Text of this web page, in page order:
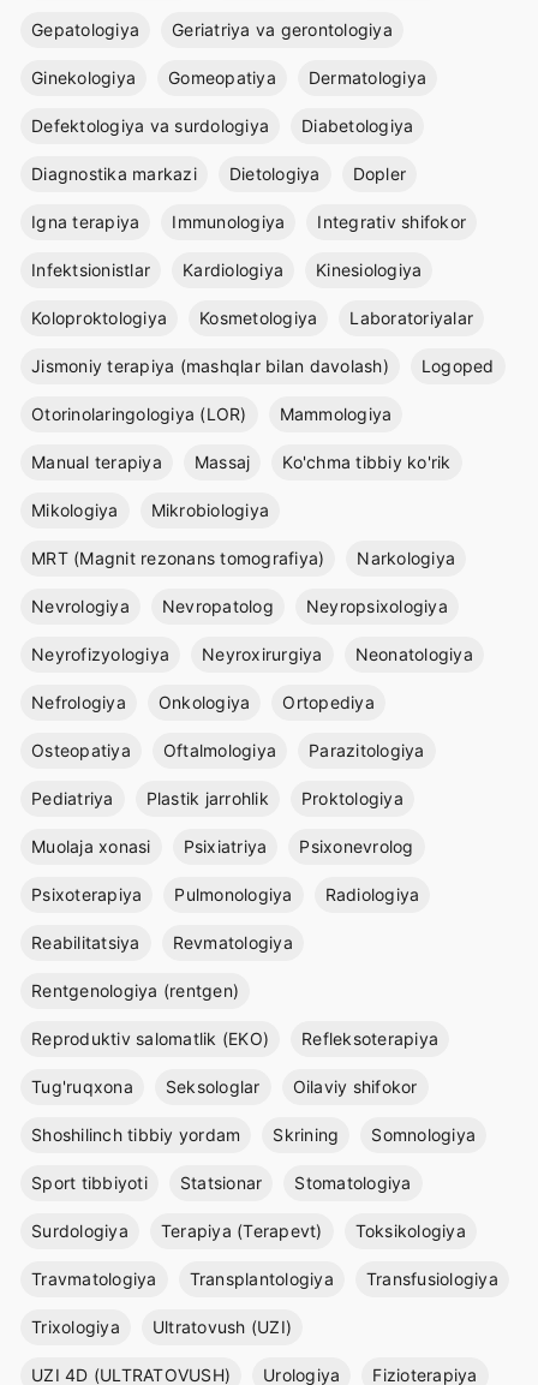
Gepatologiya Geriatriya va gerontologiya
Ginekologiya Gomeopatiya Dermatologiya
Defektologiya va surdologiya Diabetologiya
Diagnostika markazi Dietologiya Dopler
Igna terapiya Immunologiya Integrativ shifokor
Infektsionistlar Kardiologiya Kinesiologiya
Koloproktologiya Kosmetologiya Laboratoriyalar
Jismoniy terapiya (mashqlar bilan davolash) Logoped
Otorinolaringologiya (LOR) Mammologiya
Manual terapiya Massaj Ko'chma tibbiy ko'rik
Mikologiya Mikrobiologiya
MRT (Magnit rezonans tomografiya) Narkologiya
Nevrologiya Nevropatolog Neyropsixologiya
Neyrofizyologiya Neyroxirurgiya Neonatologiya
Nefrologiya Onkologiya Ortopediya
Osteopatiya Oftalmologiya Parazitologiya
Pediatriya Plastik jarrohlik Proktologiya
Muolaja xonasi Psixiatriya Psixonevrolog
Psixoterapiya Pulmonologiya Radiologiya
Reabilitatsiya Revmatologiya
Rentgenologiya (rentgen)
Reproduktiv salomatlik (EKO) Refleksoterapiya
Tug'ruqxona Seksologlar Oilaviy shifokor
Shoshilinch tibbiy yordam Skrining Somnologiya
Sport tibbiyoti Statsionar Stomatologiya
Surdologiya Terapiya (Terapevt) Toksikologiya
Travmatologiya Transplantologiya Transfusiologiya
Trixologiya Ultratovush (UZI)
UZI 4D (ULTRATOVUSH) Urologiya Fizioterapiya